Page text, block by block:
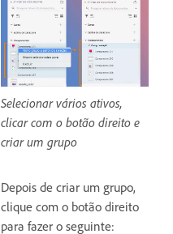
Selecionar vários ativos,
clicar com o botão direito e
criar um grupo
Depois de criar um grupo,
clique com o botão direito
para fazer o seguinte: